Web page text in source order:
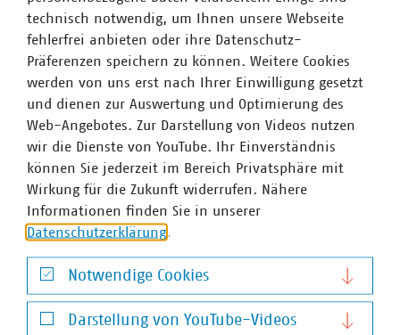
technisch notwendig, um Ihnen unsere Webseite
fehlerfrei anbieten oder ihre Datenschutz-
Präferenzen speichern zu können. Weitere Cookies
werden von uns erst nach Ihrer Einwilligung gesetzt
und dienen zur Auswertung und Optimierung des
Web-Angebotes. Zur Darstellung von Videos nutzen
wir die Dienste von YouTube. Ihr Einverständnis
können Sie jederzeit im Bereich Privatsphäre mit
Wirkung für die Zukunft widerrufen. Nähere
Informationen finden Sie in unserer
Datenschutzerklärung.
Notwendige Cookies
Notwendige Cookies
Darstellung von YouTube-Videos